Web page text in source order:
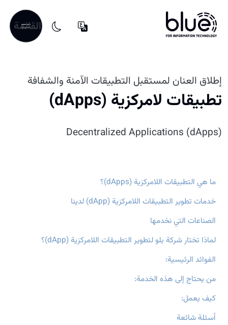
القائمة
إطلاق العنان لمستقبل التطبيقات الآمنة والشفافة
تطبيقات لامركزية (dApps)
Decentralized Applications (dApps)
ما هي التطبيقات اللامركزية (dApps)؟
خدمات تطوير التطبيقات اللامركزية (dApp) لدينا
الصناعات التي نخدمها
لماذا تختار شركة بلو لتطوير التطبيقات اللامركزية (dApp)؟
الفوائد الرئيسية:
من يحتاج إلى هذه الخدمة:
كيف يعمل:
أسئلة شائعة